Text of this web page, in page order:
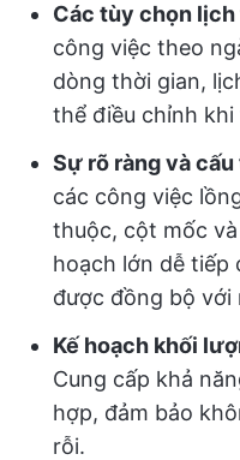
Các tùy chọn
công việc theo
dòng thời gian,
thể điều chỉnh
Sự rõ ràng và
các công việc
thuộc, cột mốc
hoạch lớn dễ tiếp
được đồng bộ với
Kế hoạch khối
Cung cấp khả
hợp, đảm bảo
rỗi.